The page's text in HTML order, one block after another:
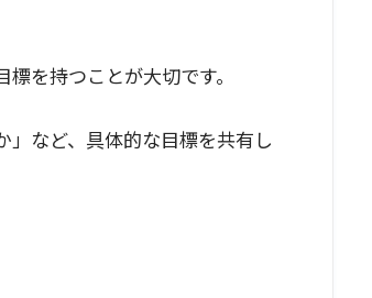
を持つことが大切です。
」など、具体的な目標を共有し